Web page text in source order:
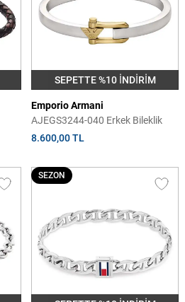
SEPETTE %10 İNDİRİM
Emporio Armani
AJEGS3244-040 Erkek Bileklik
8.600,00 TL
SEZON